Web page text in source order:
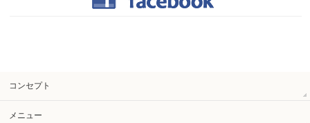
コンセプト
メニュー